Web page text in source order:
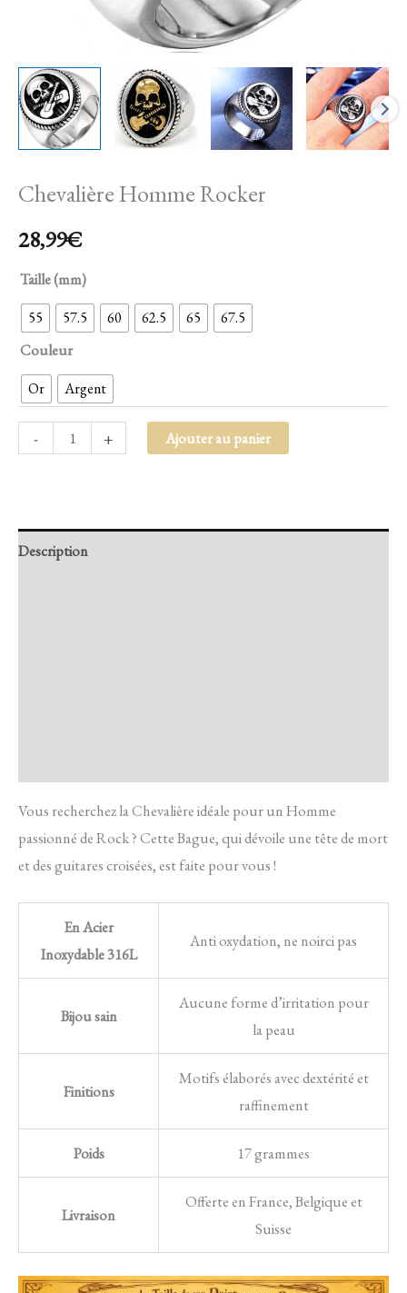
Chevalière Homme Rocker
28,99€
Taille (mm)
55 57.5 60 62.5 65 67.5
Couleur
Or Argent
- + Ajouter au panier
Description
Vous recherchez la Chevalière idéale pour un Homme
passionné de Rock ? Cette Bague, qui dévoile une tête de mort
et des guitares croisées, est faite pour vous !
En Acier
Inoxydable 316L
Anti oxydation, ne noirci pas
Bijou sain
Aucune forme d’irritation pour
la peau
Finitions
Motifs élaborés avec dextérité et
raffinement
Poids 17 grammes
Livraison
Offerte en France, Belgique et
Suisse